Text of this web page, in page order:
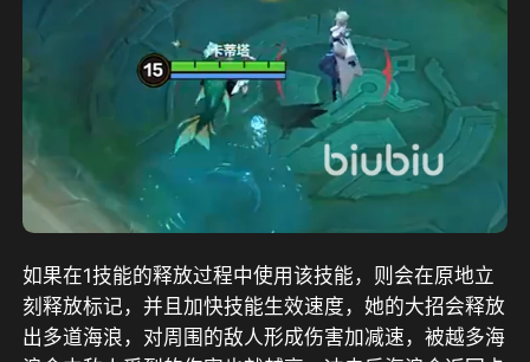
如果在1技能的释放过程中使用该技能，则会在原地立
刻释放标记，并且加快技能生效速度，她的大招会释放
出多道海浪，对周围的敌人形成伤害加减速，被越多海